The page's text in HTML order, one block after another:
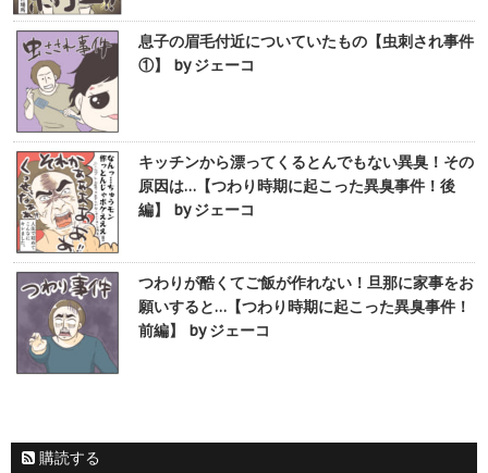
息子の眉毛付近についていたもの【虫刺され事件
①】 by ジェーコ
キッチンから漂ってくるとんでもない異臭！その
原因は…【つわり時期に起こった異臭事件！後
編】 by ジェーコ
つわりが酷くてご飯が作れない！旦那に家事をお
願いすると…【つわり時期に起こった異臭事件！
前編】 by ジェーコ
購読する